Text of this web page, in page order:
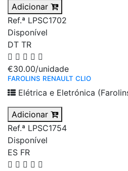
Adicionar
Ref.ª LPSC1702
Disponível
DT TR
€30.00/unidade
FAROLINS RENAULT CLIO
Elétrica e Eletrónica
Adicionar
Ref.ª LPSC1754
Disponível
ES FR